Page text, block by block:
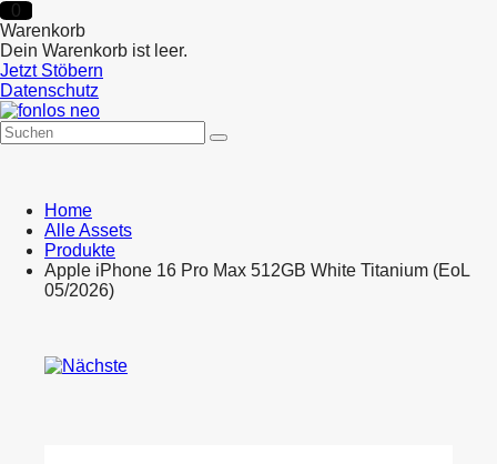
0
Warenkorb
Dein Warenkorb ist leer.
Jetzt Stöbern
Datenschutz
Home
Alle Assets
Produkte
Apple iPhone 16 Pro Max 512GB White Titanium (EoL
05/2026)